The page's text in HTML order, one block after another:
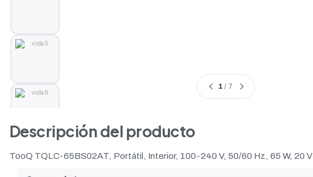
1 / 7
Descripción del producto
TooQ TQLC-65BS02AT, Portátil, Interior, 100-240 V, 50/60 Hz, 65 W, 20 V